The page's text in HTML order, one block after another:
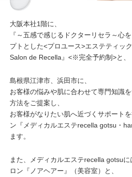
大阪本社1階に、
『～五感で感じるドクターリセラ～心を
プトとした<プロユース>エステティッ
Salon de Recella』<※完全予約制>と、
島根県江津市、浜田市に、
お客様の悩みや肌に合わせて専門知識
方法をご提案し、
お客様がなりたい肌へ近づくサポート
ン『メディカルエステrecella gotsu・
ます。
また、メディカルエステrecella gotsu
ロン『ノアヘアー』（美容室）と、